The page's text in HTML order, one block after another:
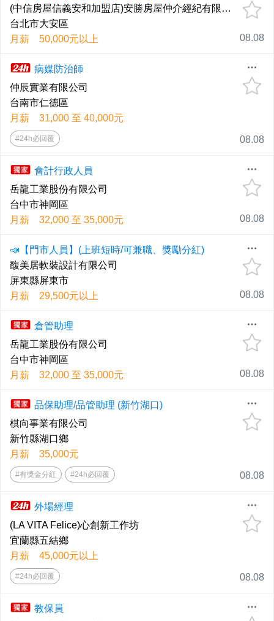
(中信房屋信義安和加盟店)安勝房屋仲介經紀有限公司
台北市大安區
月薪 50,000元以上
08.08
病媒防治師
仲辰實業有限公司
台南市仁德區
月薪 31,000 至 40,000元
#24h必回覆 08.08
會計行政人員
岳龍工業股份有限公司
台中市神岡區
月薪 32,000 至 35,000元
08.08
📣【門市人員】(上班短時/可兼職、獎勵分紅)
馥美居軟裝設計有限公司
屏東縣屏東市
月薪 29,500元以上
08.08
倉管助理
岳龍工業股份有限公司
台中市神岡區
月薪 32,000 至 35,000元
08.08
品保助理/品管助理 (新竹湖口)
棋向事業有限公司
新竹縣湖口鄉
月薪 35,000元
#有獎金分紅 #24h必回覆 08.08
外場經理
(LA VITA Felice)心創新工作坊
宜蘭縣五結鄉
月薪 45,000元以上
#24h必回覆 08.08
教保員